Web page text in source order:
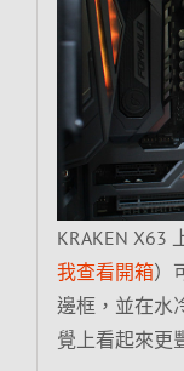
KRAKEN X63
我查看開箱）
邊框，並在水
覺上看起來更